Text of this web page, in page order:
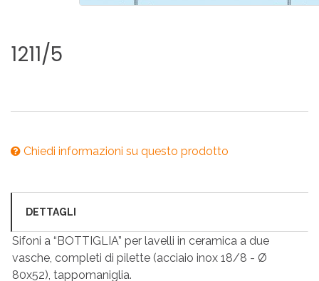
1211/5
Chiedi informazioni su questo prodotto
DETTAGLI
Sifoni a “BOTTIGLIA” per lavelli in ceramica a due
vasche, completi di pilette (acciaio inox 18/8 - Ø
80x52), tappomaniglia.